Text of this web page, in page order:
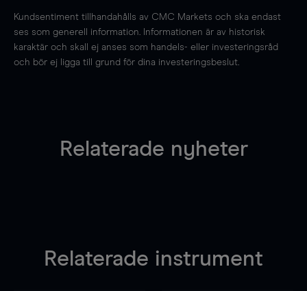
Kundsentiment tillhandahålls av CMC Markets och ska endast
ses som generell information. Informationen är av historisk
karaktär och skall ej anses som handels- eller investeringsråd
och bör ej ligga till grund för dina investeringsbeslut.
Relaterade nyheter
Relaterade instrument